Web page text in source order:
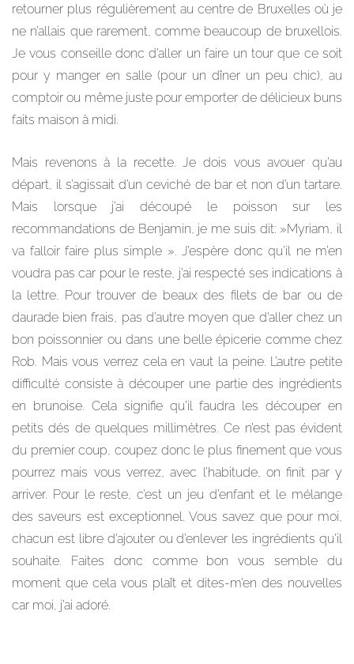
retourner plus régulièrement au centre de Bruxelles où je
ne n’allais que rarement, comme beaucoup de bruxellois.
Je vous conseille donc d’aller un faire un tour que ce soit
pour y manger en salle (pour un dîner un peu chic), au
comptoir ou même juste pour emporter de délicieux buns
faits maison à midi.
Mais revenons à la recette. Je dois vous avouer qu’au
départ, il s’agissait d’un ceviché de bar et non d’un tartare.
Mais lorsque j’ai découpé le poisson sur les
recommandations de Benjamin, je me suis dit: »Myriam, il
va falloir faire plus simple ». J’espère donc qu’il ne m’en
voudra pas car pour le reste, j’ai respecté ses indications à
la lettre. Pour trouver de beaux des filets de bar ou de
daurade bien frais, pas d’autre moyen que d’aller chez un
bon poissonnier ou dans une belle épicerie comme chez
Rob. Mais vous verrez cela en vaut la peine. L’autre petite
difficulté consiste à découper une partie des ingrédients
en brunoise. Cela signifie qu’il faudra les découper en
petits dés de quelques millimètres. Ce n’est pas évident
du premier coup, coupez donc le plus finement que vous
pourrez mais vous verrez, avec l’habitude, on finit par y
arriver. Pour le reste, c’est un jeu d’enfant et le mélange
des saveurs est exceptionnel. Vous savez que pour moi,
chacun est libre d’ajouter ou d’enlever les ingrédients qu’il
souhaite. Faites donc comme bon vous semble du
moment que cela vous plaît et dites-m’en des nouvelles
car moi, j’ai adoré.